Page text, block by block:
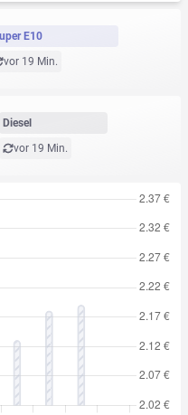
E10
vor 19 Min.
Diesel
vor 19 Min.